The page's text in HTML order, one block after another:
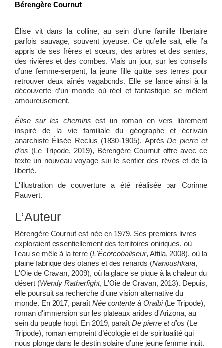
Bérengère Cournut
Élise vit dans la colline, au sein d’une famille libertaire
parfois sauvage, souvent joyeuse. Ce qu’elle sait, elle l’a
appris de ses frères et sœurs, des arbres et des sentes,
des rivières et des combes. Mais un jour, sur les conseils
d’une femme-serpent, la jeune fille quitte ses terres pour
retrouver deux aînés vagabonds. Elle se lance ainsi à la
découverte d’un monde où réel et fantastique se mêlent
amoureusement.
Élise sur les chemins est un roman en vers librement
inspiré de la vie familiale du géographe et écrivain
anarchiste Élisée Reclus (1830-1905). AprèsDe pierre et
d’os (Le Tripode, 2019), Bérengère Cournut offre avec ce
texte un nouveau voyage sur le sentier des rêves et de la
liberté.
L'illustration de couverture a été réalisée par Corinne
Pauvert.
L’Auteur
Bérengère Cournut est née en 1979. Ses premiers livres
exploraient essentiellement des territoires oniriques, où
l'eau se mêle à la terre (L'Écorcobaliseur, Attila, 2008), où la
plaine fabrique des otaries et des renards (Nanoushkaïa,
L'Oie de Cravan, 2009), où la glace se pique à la chaleur du
désert (Wendy Ratherfight, L'Oie de Cravan, 2013). Depuis,
elle poursuit sa recherche d'une vision alternative du
monde. En 2017, paraît Née contente à Oraibi(Le Tripode),
roman d'immersion sur les plateaux arides d'Arizona, au
sein du peuple hopi. En 2019, paraît De pierre et d'os (Le
Tripode), roman empreint d’écologie et de spiritualité qui
nous plonge dans le destin solaire d’une jeune femme inuit.